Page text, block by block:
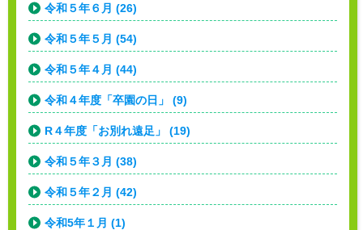
令和５年６月 (26)
令和５年５月 (54)
令和５年４月 (44)
令和４年度「卒園の日」 (9)
R４年度「お別れ遠足」 (19)
令和５年３月 (38)
令和５年２月 (42)
令和5年１月 (1)